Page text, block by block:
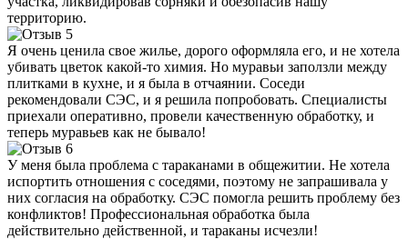
территорию.
Я очень ценила свое жилье, дорого оформляла его, и не хотела
убивать цветок какой-то химия. Но муравьи заползли между
плитками в кухне, и я была в отчаянии. Соседи
рекомендовали СЭС, и я решила попробовать. Специалисты
приехали оперативно, провели качественную обработку, и
теперь муравьев как не бывало!
У меня была проблема с тараканами в общежитии. Не хотела
испортить отношения с соседями, поэтому не запрашивала у
них согласия на обработку. СЭС помогла решить проблему без
конфликтов! Профессиональная обработка была
действительно действенной, и тараканы исчезли!